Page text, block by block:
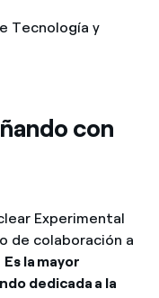
Tecnología y
con
Experimental
de colaboración a
Es la mayor
dedicada a la